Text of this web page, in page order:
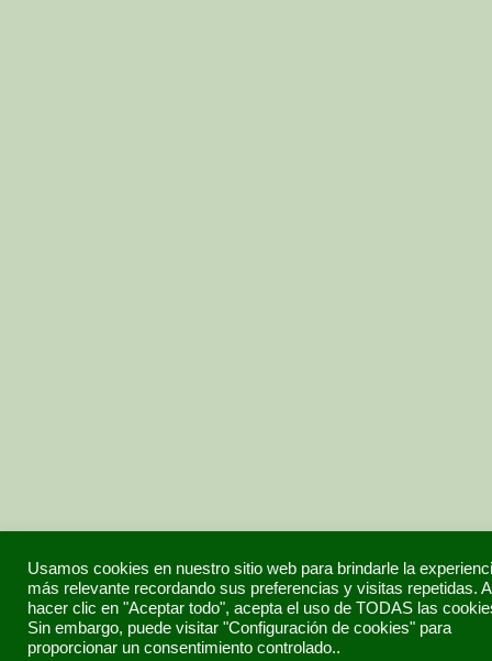
Usamos cookies en nuestro sitio web para brindarle la
más relevante recordando sus preferencias y visitas repetidas.
hacer clic en "Aceptar todo", acepta el uso de TODAS las
Sin embargo, puede visitar "Configuración de cookies" para
proporcionar un consentimiento controlado..